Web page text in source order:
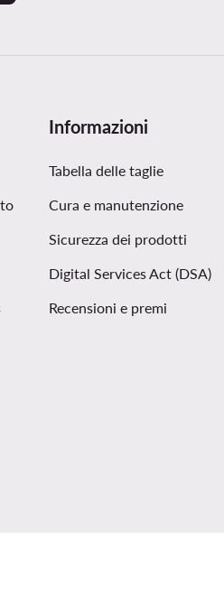
Informazioni
Tabella delle taglie
Cura e manutenzione
Sicurezza dei prodotti
Digital Services Act (DSA)
Recensioni e premi